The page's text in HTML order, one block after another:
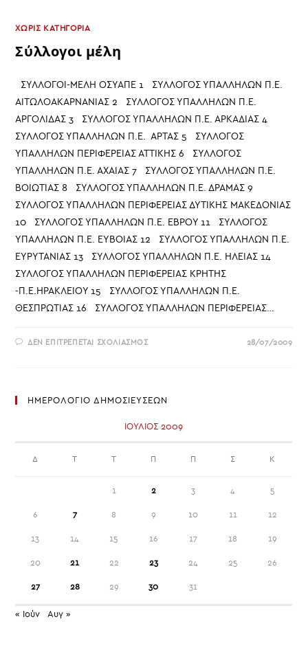
ΧΩΡΊΣ ΚΑΤΗΓΟΡΊΑ
Σύλλογοι μέλη
ΣΥΛΛΟΓΟΙ-ΜΕΛΗ ΟΣΥΑΠΕ 1 ΣΥΛΛΟΓΟΣ ΥΠΑΛΛΗΛΩΝ Π.Ε.
ΑΙΤΩΛΟΑΚΑΡΝΑΝΙΑΣ 2 ΣΥΛΛΟΓΟΣ ΥΠΑΛΛΗΛΩΝ Π.Ε.
ΑΡΓΟΛΙΔΑΣ 3 ΣΥΛΛΟΓΟΣ ΥΠΑΛΛΗΛΩΝ Π.Ε. ΑΡΚΑΔΙΑΣ 4
ΣΥΛΛΟΓΟΣ ΥΠΑΛΛΗΛΩΝ Π.Ε. ΑΡΤΑΣ 5 ΣΥΛΛΟΓΟΣ
ΥΠΑΛΛΗΛΩΝ ΠΕΡΙΦΕΡΕΙΑΣ ΑΤΤΙΚΗΣ 6 ΣΥΛΛΟΓΟΣ
ΥΠΑΛΛΗΛΩΝ Π.Ε. ΑΧΑΙΑΣ 7 ΣΥΛΛΟΓΟΣ ΥΠΑΛΛΗΛΩΝ Π.Ε.
ΒΟΙΩΤΙΑΣ 8 ΣΥΛΛΟΓΟΣ ΥΠΑΛΛΗΛΩΝ Π.Ε. ΔΡΑΜΑΣ 9
ΣΥΛΛΟΓΟΣ ΥΠΑΛΛΗΛΩΝ ΠΕΡΙΦΕΡΕΙΑΣ ΔΥΤΙΚΗΣ ΜΑΚΕΔΟΝΙΑΣ
10 ΣΥΛΛΟΓΟΣ ΥΠΑΛΛΗΛΩΝ Π.Ε. ΕΒΡΟΥ 11 ΣΥΛΛΟΓΟΣ
ΥΠΑΛΛΗΛΩΝ Π.Ε. ΕΥΒΟΙΑΣ 12 ΣΥΛΛΟΓΟΣ ΥΠΑΛΛΗΛΩΝ Π.Ε.
ΕΥΡΥΤΑΝΙΑΣ 13 ΣΥΛΛΟΓΟΣ ΥΠΑΛΛΗΛΩΝ Π.Ε. ΗΛΕΙΑΣ 14
ΣΥΛΛΟΓΟΣ ΥΠΑΛΛΗΛΩΝ ΠΕΡΙΦΕΡΕΙΑΣ ΚΡΗΤΗΣ
-Π.Ε.ΗΡΑΚΛΕΙΟΥ 15 ΣΥΛΛΟΓΟΣ ΥΠΑΛΛΗΛΩΝ Π.Ε.
ΘΕΣΠΡΩΤΙΑΣ 16 ΣΥΛΛΟΓΟΣ ΥΠΑΛΛΗΛΩΝ ΠΕΡΙΦΕΡΕΙΑΣ…
ΔΕΝ ΕΠΙΤΡΈΠΕΤΑΙ ΣΧΟΛΙΑΣΜΌΣΣΤΟ 28/07/2009
ΗΜΕΡΟΛΟΓΙΟ ΔΗΜΟΣΙΕΥΣΕΩΝ
ΙΟΎΛΙΟΣ 2009
Δ Τ Τ Π Π Σ Κ
1 2 3 4 5
6 7 8 9 10 11 12
13 14 15 16 17 18 19
20 21 22 23 24 25 26
27 28 29 30 31
« Ιούν Αυγ »